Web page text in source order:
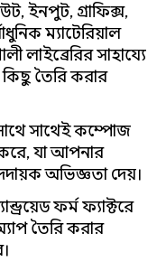
ইনপুট, গ্রাফিক্স,
ম্যাটেরিয়াল
লাইব্রেরির সাহায্যে
তৈরি করার
সাথেই কম্পোজ
করে, যা আপনার
অভিজ্ঞতা দেয়।
ফর্ম ফ্যাক্টরে
তৈরি করার